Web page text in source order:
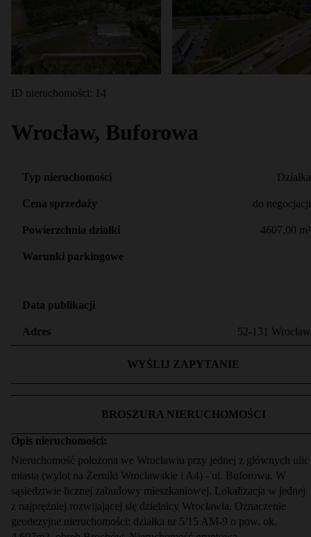
ID nieruchomości: 14
Wrocław, Buforowa
Typ nieruchomości Działka
Cena sprzedaży do negocjacji
Powierzchnia działki 4607,00 m²
Warunki parkingowe
Data publikacji
Adres 52-131 Wrocław
WYŚLIJ ZAPYTANIE
BROSZURA NIERUCHOMOŚCI
Opis nieruchomości:
Nieruchomość położona we Wrocławiu przy jednej z głównych ulic
miasta (wylot na Żerniki Wrocławskie i A4) - ul. Buforowa. W
sąsiedztwie licznej zabudowy mieszkaniowej. Lokalizacja w jednej
z najprężniej rozwijającej się dzielnicy Wrocławia. Oznaczenie
geodezyjne nieruchomości: działka nr 5/15 AM-9 o pow. ok.